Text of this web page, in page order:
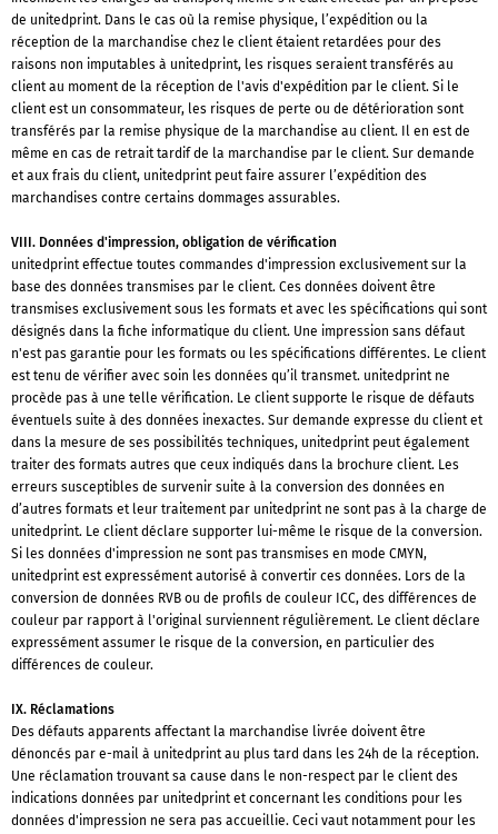
de unitedprint. Dans le cas où la remise physique, l’expédition ou la
réception de la marchandise chez le client étaient retardées pour des
raisons non imputables à unitedprint, les risques seraient transférés au
client au moment de la réception de l'avis d'expédition par le client. Si le
client est un consommateur, les risques de perte ou de détérioration sont
transférés par la remise physique de la marchandise au client. Il en est de
même en cas de retrait tardif de la marchandise par le client. Sur demande
et aux frais du client, unitedprint peut faire assurer l’expédition des
marchandises contre certains dommages assurables.
VIII. Données d'impression, obligation de vérification
unitedprint effectue toutes commandes d'impression exclusivement sur la
base des données transmises par le client. Ces données doivent être
transmises exclusivement sous les formats et avec les spécifications qui sont
désignés dans la fiche informatique du client. Une impression sans défaut
n'est pas garantie pour les formats ou les spécifications différentes. Le client
est tenu de vérifier avec soin les données qu’il transmet. unitedprint ne
procède pas à une telle vérification. Le client supporte le risque de défauts
éventuels suite à des données inexactes. Sur demande expresse du client et
dans la mesure de ses possibilités techniques, unitedprint peut également
traiter des formats autres que ceux indiqués dans la brochure client. Les
erreurs susceptibles de survenir suite à la conversion des données en
d’autres formats et leur traitement par unitedprint ne sont pas à la charge de
unitedprint. Le client déclare supporter lui-même le risque de la conversion.
Si les données d'impression ne sont pas transmises en mode CMYN,
unitedprint est expressément autorisé à convertir ces données. Lors de la
conversion de données RVB ou de profils de couleur ICC, des différences de
couleur par rapport à l'original surviennent régulièrement. Le client déclare
expressément assumer le risque de la conversion, en particulier des
différences de couleur.
IX. Réclamations
Des défauts apparents affectant la marchandise livrée doivent être
dénoncés par e-mail à unitedprint au plus tard dans les 24h de la réception.
Une réclamation trouvant sa cause dans le non-respect par le client des
indications données par unitedprint et concernant les conditions pour les
données d'impression ne sera pas accueillie. Ceci vaut notamment pour les